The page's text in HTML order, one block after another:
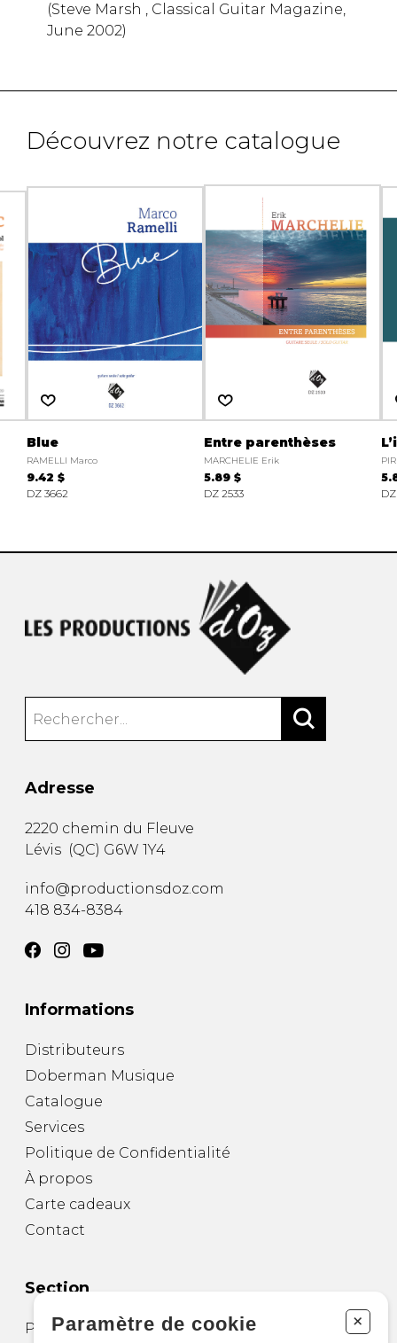
(Steve Marsh , Classical Guitar Magazine,
June 2002)
Découvrez notre catalogue
Blue
RAMELLI Marco
9.42 $
DZ 3662
Entre parenthèses
MARCHELIE Erik
5.89 $
DZ 2533
Adresse
2220 chemin du Fleuve
Lévis (QC) G6W 1Y4
info@productionsdoz.com
418 834-8384
Informations
Distributeurs
Doberman Musique
Catalogue
Services
Politique de Confidentialité
À propos
Carte cadeaux
Contact
Section
Partitions pour guitare
Paramètre de cookie +